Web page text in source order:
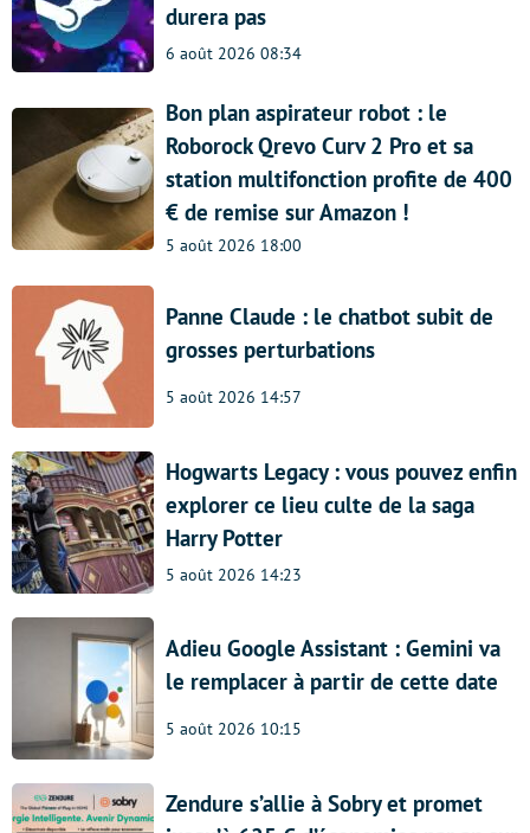
durera pas
6 août 2026 08:34
Bon plan aspirateur robot : le
Roborock Qrevo Curv 2 Pro et sa
station multifonction profite de 400
€ de remise sur Amazon !
5 août 2026 18:00
Panne Claude : le chatbot subit de
grosses perturbations
5 août 2026 14:57
Hogwarts Legacy : vous pouvez enfin
explorer ce lieu culte de la saga
Harry Potter
5 août 2026 14:23
Adieu Google Assistant : Gemini va
le remplacer à partir de cette date
5 août 2026 10:15
Zendure s’allie à Sobry et promet